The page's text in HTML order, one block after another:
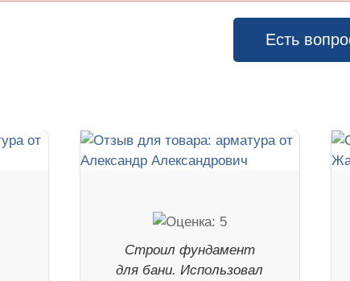
Есть
Строил фундамент
для бани. Использовал